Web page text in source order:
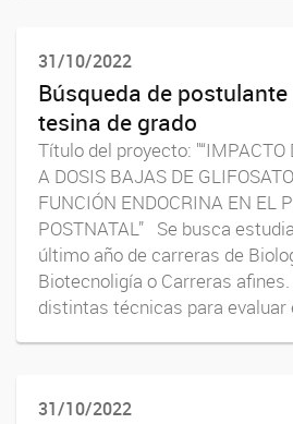
31/10/2022
Búsqueda de
tesina de grado
Título del proyecto: "“IMPACTO
A DOSIS BAJAS DE
FUNCIÓN ENDOCRINA EN EL
POSTNATAL” Se busca
último año de carreras de
Biotecnoligía o Carreras
distintas técnicas para evaluar
31/10/2022